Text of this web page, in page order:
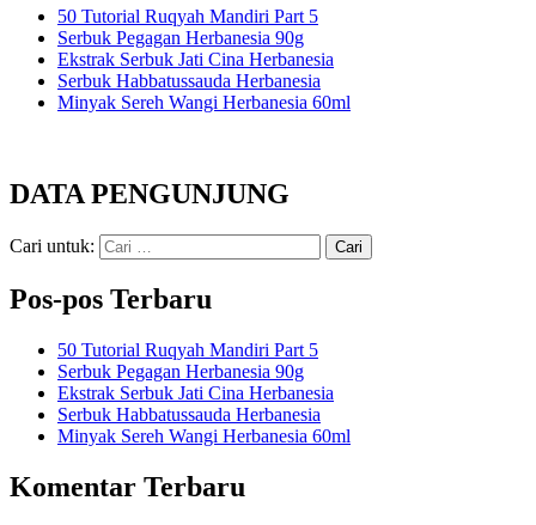
50 Tutorial Ruqyah Mandiri Part 5
Serbuk Pegagan Herbanesia 90g
Ekstrak Serbuk Jati Cina Herbanesia
Serbuk Habbatussauda Herbanesia
Minyak Sereh Wangi Herbanesia 60ml
DATA PENGUNJUNG
Cari untuk:
Pos-pos Terbaru
50 Tutorial Ruqyah Mandiri Part 5
Serbuk Pegagan Herbanesia 90g
Ekstrak Serbuk Jati Cina Herbanesia
Serbuk Habbatussauda Herbanesia
Minyak Sereh Wangi Herbanesia 60ml
Komentar Terbaru